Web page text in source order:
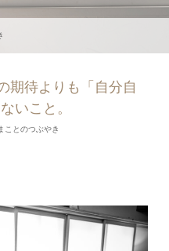
期待よりも「自分自
いこと。
ことのつぶやき